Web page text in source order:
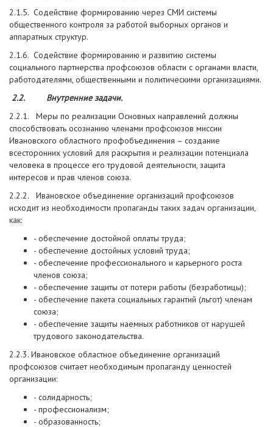
2.1.5. Содействие формированию через СМИ системы
общественного контроля за работой выборных органов и
аппаратных структур.
2.1.6. Содействие формированию и развитию системы
социального партнерства профсоюзов области с органами власти,
работодателями, общественными и политическими организациями.
2.2. Внутренние задачи.
2.2.1. Меры по реализации Основных направлений должны
способствовать осознанию членами профсоюзов миссии
Ивановского областного профобъединения – создание
всесторонних условий для раскрытия и реализации потенциала
человека в процессе его трудовой деятельности, защита
интересов и прав членов союза.
2.2.2. Ивановское объединение организаций профсоюзов
исходит из необходимости пропаганды таких задач организации,
как:
- обеспечение достойной оплаты труда;
- обеспечение достойных условий труда;
- обеспечение профессионального и карьерного роста
членов союза;
- обеспечение защиты от потери работы (безработицы);
- обеспечение пакета социальных гарантий (льгот) членам
союза;
- обеспечение защиты наемных работников от нарушей
трудового законодательства.
2.2.3. Ивановское областное объединение организаций
профсоюзов считает необходимым пропаганду ценностей
организации:
- солидарность;
- профессионализм;
- образованность;